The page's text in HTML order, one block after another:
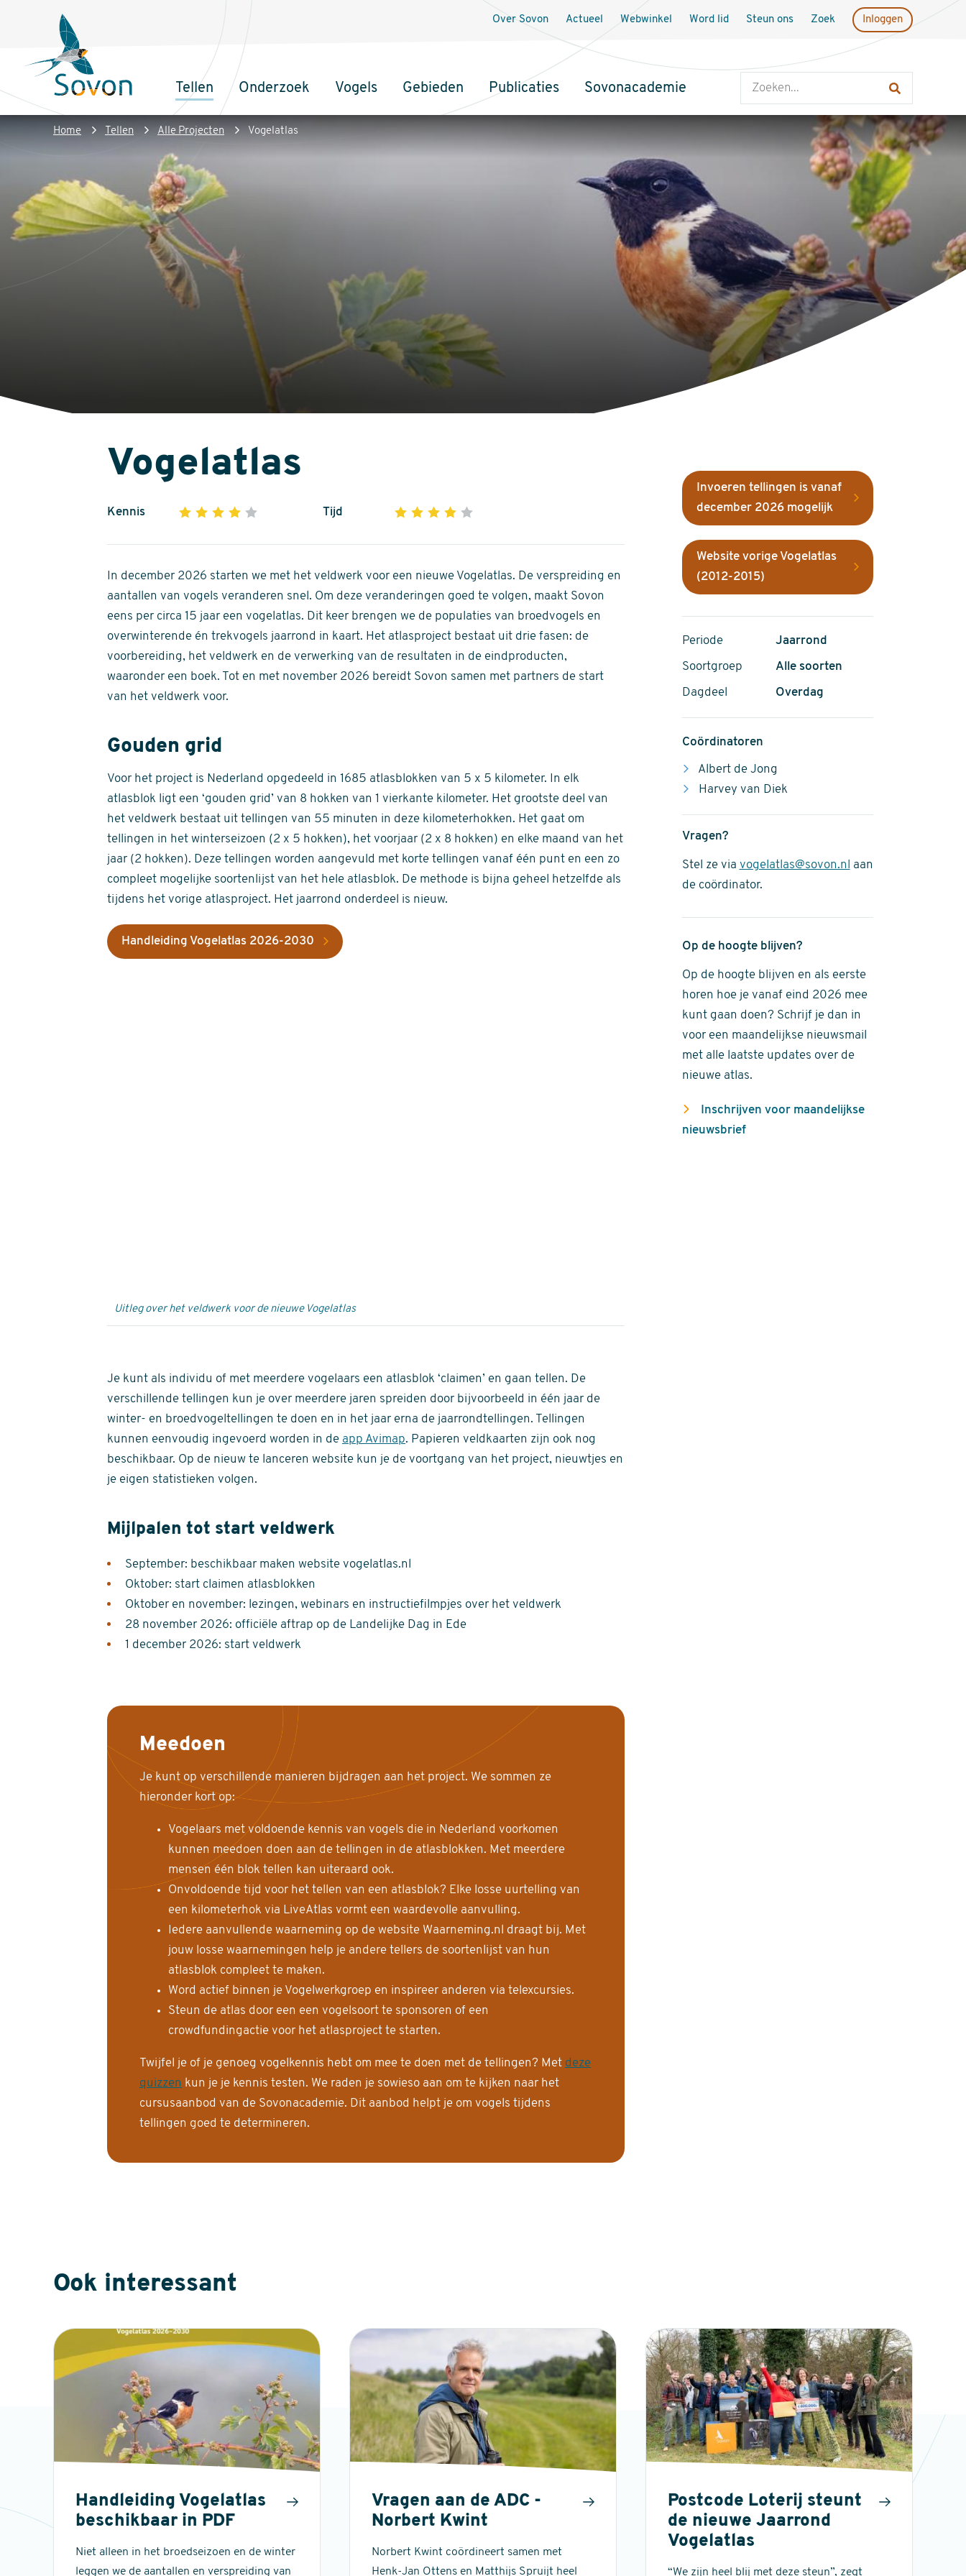
inhoud
Sovon
Homepage
Hoofdnavigatie
Tellen Onderzoek Vogels Gebieden Publicaties Sovonacademie
Over Sovon Actueel Webwinkel Word lid Steun ons Zoek Inloggen
Kruimelpad
Home Tellen Alle Projecten Vogelatlas
Vogelatlas
Kennis 1 2 3 4
of
5
stars
Tijd 1 2 3 4
of
5
stars
In december 2026 starten we met het veldwerk voor een nieuwe Vogelatlas. De verspreiding en
aantallen van vogels veranderen snel. Om deze veranderingen goed te volgen, maakt Sovon
eens per circa 15 jaar een vogelatlas. Dit keer brengen we de populaties van broedvogels en
overwinterende én trekvogels jaarrond in kaart. Het atlasproject bestaat uit drie fasen: de
voorbereiding, het veldwerk en de verwerking van de resultaten in de eindproducten,
waaronder een boek. Tot en met november 2026 bereidt Sovon samen met partners de start
van het veldwerk voor.
Gouden grid
Voor het project is Nederland opgedeeld in 1685 atlasblokken van 5 x 5 kilometer. In elk
atlasblok ligt een ‘gouden grid’ van 8 hokken van 1 vierkante kilometer. Het grootste deel van
het veldwerk bestaat uit tellingen van 55 minuten in deze kilometerhokken. Het gaat om
tellingen in het winterseizoen (2 x 5 hokken), het voorjaar (2 x 8 hokken) en elke maand van het
jaar (2 hokken). Deze tellingen worden aangevuld met korte tellingen vanaf één punt en een zo
compleet mogelijke soortenlijst van het hele atlasblok. De methode is bijna geheel hetzelfde als
tijdens het vorige atlasproject. Het jaarrond onderdeel is nieuw.
Handleiding Vogelatlas 2026-2030
Uitleg over het veldwerk voor de nieuwe Vogelatlas
Je kunt als individu of met meerdere vogelaars een atlasblok ‘claimen’ en gaan tellen. De
verschillende tellingen kun je over meerdere jaren spreiden door bijvoorbeeld in één jaar de
winter- en broedvogeltellingen te doen en in het jaar erna de jaarrondtellingen. Tellingen
kunnen eenvoudig ingevoerd worden in de app Avimap. Papieren veldkaarten zijn ook nog
beschikbaar. Op de nieuw te lanceren website kun je de voortgang van het project, nieuwtjes en
je eigen statistieken volgen.
Mijlpalen tot start veldwerk
September: beschikbaar maken website vogelatlas.nl
Oktober: start claimen atlasblokken
Oktober en november: lezingen, webinars en instructiefilmpjes over het veldwerk
28 november 2026: officiële aftrap op de Landelijke Dag in Ede
1 december 2026: start veldwerk
Meedoen
Je kunt op verschillende manieren bijdragen aan het project. We sommen ze
hieronder kort op:
Vogelaars met voldoende kennis van vogels die in Nederland voorkomen
kunnen meedoen doen aan de tellingen in de atlasblokken. Met meerdere
mensen één blok tellen kan uiteraard ook.
Onvoldoende tijd voor het tellen van een atlasblok? Elke losse uurtelling van
een kilometerhok via LiveAtlas vormt een waardevolle aanvulling.
Iedere aanvullende waarneming op de website Waarneming.nl draagt bij. Met
jouw losse waarnemingen help je andere tellers de soortenlijst van hun
atlasblok compleet te maken.
Word actief binnen je Vogelwerkgroep en inspireer anderen via telexcursies.
Steun de atlas door een een vogelsoort te sponsoren of een
crowdfundingactie voor het atlasproject te starten.
Twijfel je of je genoeg vogelkennis hebt om mee te doen met de tellingen? Met deze
quizzen kun je je kennis testen. We raden je sowieso aan om te kijken naar het
cursusaanbod van de Sovonacademie. Dit aanbod helpt je om vogels tijdens
tellingen goed te determineren.
Invoeren tellingen is vanaf
december 2026 mogelijk
Website vorige Vogelatlas
(2012-2015)
Periode Jaarrond
Soortgroep Alle soorten
Dagdeel Overdag
Coördinatoren
Albert de Jong
Harvey van Diek
Vragen?
Stel ze via vogelatlas@sovon.nl
aan
de coördinator.
Op de hoogte blijven?
Op de hoogte blijven en als eerste
horen hoe je vanaf eind 2026 mee
kunt gaan doen? Schrijf je dan in
voor een maandelijkse nieuwsmail
met alle laatste updates over de
nieuwe atlas.
Inschrijven voor maandelijkse
nieuwsbrief
Ook interessant
Handleiding Vogelatlas
beschikbaar in PDF
Niet alleen in het broedseizoen en de winter
leggen we de aantallen en verspreiding van
Vragen aan de ADC -
Norbert Kwint
Norbert Kwint coördineert samen met
Henk-Jan Ottens en Matthijs Spruijt heel
Postcode Loterij steunt
de nieuwe Jaarrond
Vogelatlas
“We zijn heel blij met deze steun”, zegt